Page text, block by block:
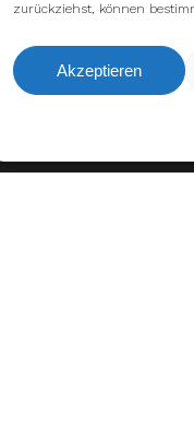
zurückziehst, können
Akzeptieren